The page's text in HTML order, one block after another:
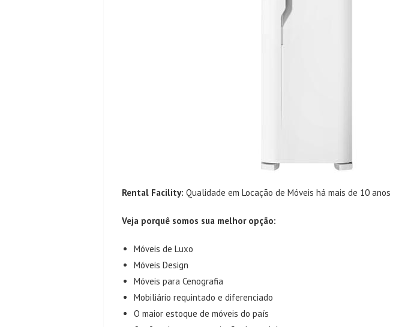
Rental Facility: Qualidade em Locação de Móveis há mais de 10 anos
Veja porquê somos sua melhor opção:
Móveis de Luxo
Móveis Design
Móveis para Cenografia
Mobiliário requintado e diferenciado
O maior estoque de móveis do país